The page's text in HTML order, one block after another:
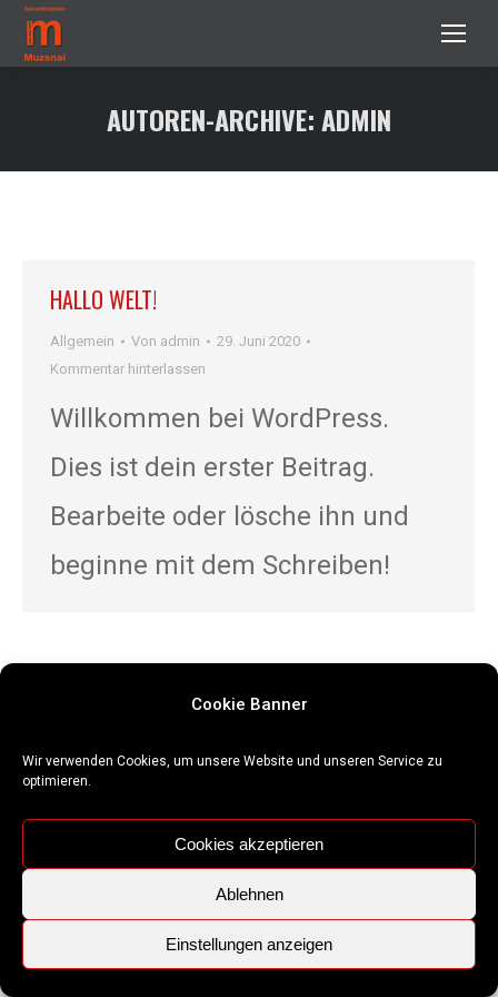
Cookie Banner
Wir verwenden Cookies, um unsere Website und unseren Service zu
optimieren.
Cookies akzeptieren
Ablehnen
Einstellungen anzeigen
AUTOREN-ARCHIVE:ADMIN
HALLO WELT!
Allgemein Von admin
29. Juni 2020
Kommentar hinterlassen
Willkommen bei WordPress.
Dies ist dein erster Beitrag.
Bearbeite oder lösche ihn und
beginne mit dem Schreiben!